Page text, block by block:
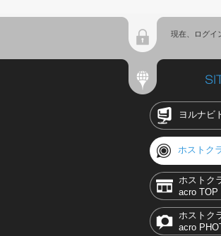
現在、ログイ
ヨルナビ
ホストク
ホストク
acro TOP
ホストク
acro